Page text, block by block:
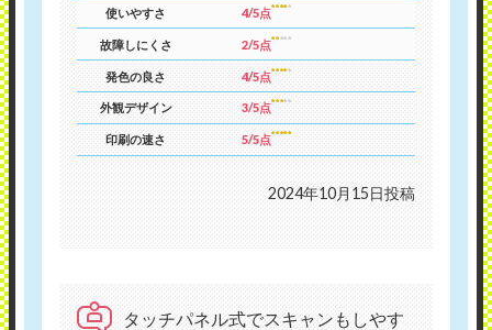
使いやすさ 4/5点
故障しにくさ 2/5点
発色の良さ 4/5点
外観デザイン 3/5点
印刷の速さ 5/5点
2024年10月15日投稿
タッチパネル式でスキャンもしやす